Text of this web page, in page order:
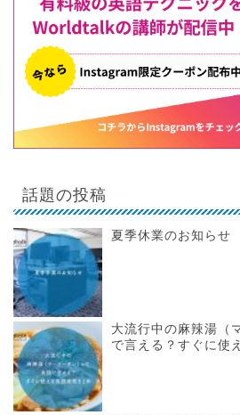
話題の投稿
夏季休業のお知らせ
大流行中の麻辣湯（
で言える？すぐに使